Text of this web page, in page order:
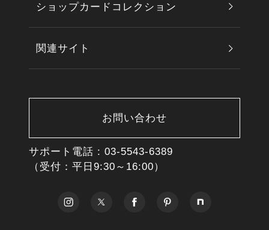
ショップカードコレクション
関連サイト
お問い合わせ
サポート電話 : 03-5543-6389
（受付：平日9:30～16:00）